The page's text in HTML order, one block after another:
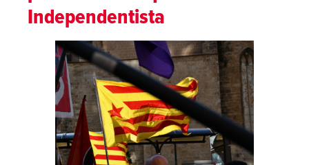
Independentista